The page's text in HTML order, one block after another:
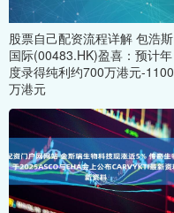
股票自己配资流程详解 包浩斯
国际(00483.HK)盈喜：预计年
度录得纯利约700万港元-1100
万港元